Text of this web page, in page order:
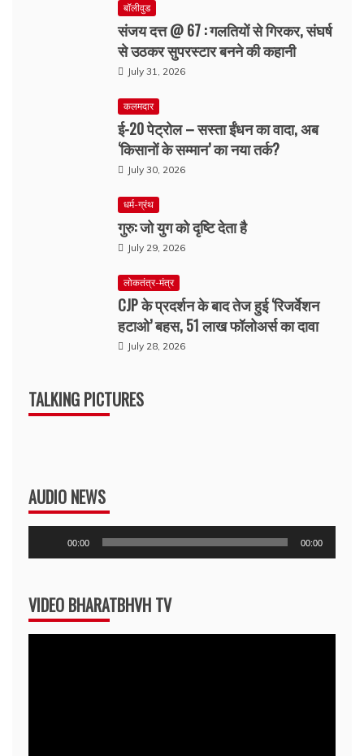
बॉलीवुड
संजय दत्त @ 67 : गलतियों से गिरकर, संघर्ष
से उठकर सुपरस्टार बनने की कहानी
July 31, 2026
कलमदार
ई-20 पेट्रोल – सस्ता ईंधन का वादा, अब
‘किसानों के सम्मान’ का नया तर्क?
July 30, 2026
धर्म-ग्रंथ
गुरु: जो युग को दृष्टि देता है
July 29, 2026
लोकतंत्र-मंत्र
CJP के प्रदर्शन के बाद तेज हुई ‘रिजर्वेशन
हटाओ’ बहस, 51 लाख फॉलोअर्स का दावा
July 28, 2026
TALKING PICTURES
AUDIO NEWS
Player
00:00 00:00
VIDEO BHARATBHVH TV